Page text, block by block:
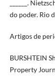
______.
do poder. Rio
Artigos de
BURSHTEIN
Property